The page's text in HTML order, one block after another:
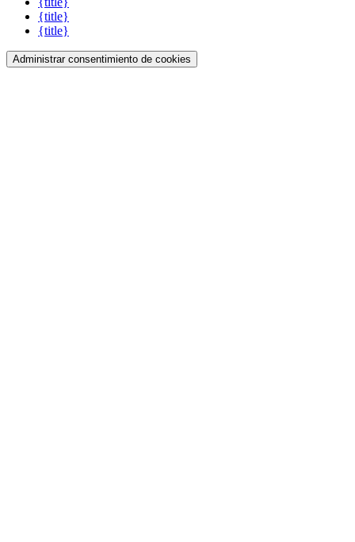
{title}
{title}
Administrar consentimiento de cookies